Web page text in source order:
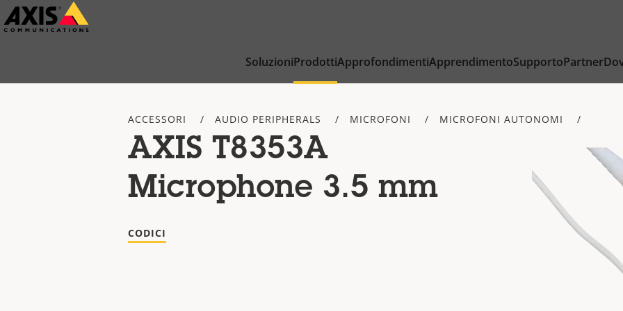
Salta
al
SoluzioniProdottiApprofondimentiApprendimentoSupportoPartner
ACCESSORI AUDIO PERIPHERALS MICROFONI MICROFONI AUTONOMI
AXIS T8353A
Microphone 3.5 mm
CODICI